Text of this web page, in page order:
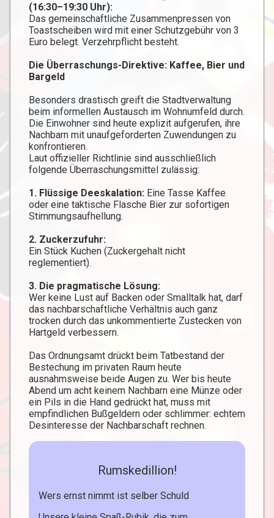
(16:30–19:30 Uhr):
Das gemeinschaftliche Zusammenpressen von
Toastscheiben wird mit einer Schutzgebühr von 3
Euro belegt. Verzehrpflicht besteht.
Die Überraschungs-Direktive: Kaffee, Bier und
Bargeld
​Besonders drastisch greift die Stadtverwaltung
beim informellen Austausch im Wohnumfeld durch.
Die Einwohner sind heute explizit aufgerufen, ihre
Nachbarn mit unaufgeforderten Zuwendungen zu
konfrontieren.
​Laut offizieller Richtlinie sind ausschließlich
folgende Überraschungsmittel zulässig:
1. ​Flüssige Deeskalation: Eine Tasse Kaffee
oder eine taktische Flasche Bier zur sofortigen
Stimmungsaufhellung.
2.​ Zuckerzufuhr:
Ein Stück Kuchen (Zuckergehalt nicht
reglementiert).
3. ​Die pragmatische Lösung:
Wer keine Lust auf Backen oder Smalltalk hat, darf
das nachbarschaftliche Verhältnis auch ganz
trocken durch das unkommentierte Zustecken von
Hartgeld verbessern.
​Das Ordnungsamt drückt beim Tatbestand der
Bestechung im privaten Raum heute
ausnahmsweise beide Augen zu. Wer bis heute
Abend um acht keinem Nachbarn eine Münze oder
ein Pils in die Hand gedrückt hat, muss mit
empfindlichen Bußgeldern oder schlimmer: echtem
Desinteresse der Nachbarschaft rechnen.
Rumskedillion!
Wers ernst nimmt ist selber Schuld